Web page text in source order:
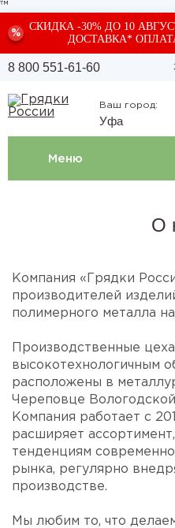
™
%
СКИДКА -30% ДО 10
ДОСТАВКА*
8 800 551-61-60
Ваш город:
Уфа
Меню
О
Компания «Грядки
производителей
полимерного металла
Производственные
высокотехнологичным
расположены в
Череповце Вологодской
Компания работает с
расширяет
тенденциям
рынка, регулярно
производстве.
Мы любим то, что